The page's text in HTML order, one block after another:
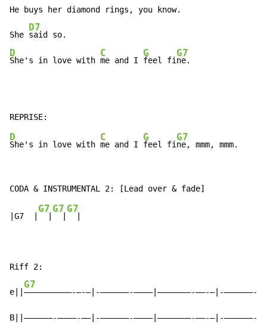
He buys her diamond rings, you know.
She
D7
D
She's in love with
C
me and I
G
feel fi
G7
ne.
D
She's in love with
C
me and I
G
feel fi
G7
|G7  |
G7 G7 G7
Riff 2:
e||
G7
——————————-—-—|-——————-————|———————-——-—|-——————-
B||——————-————-——|-——————-————|———————-——-—|-——————-